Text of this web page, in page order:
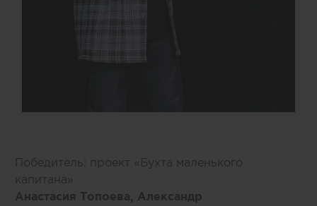
Победитель: проект «Бухта маленького
капитана»
Анастасия Топоева, Александр